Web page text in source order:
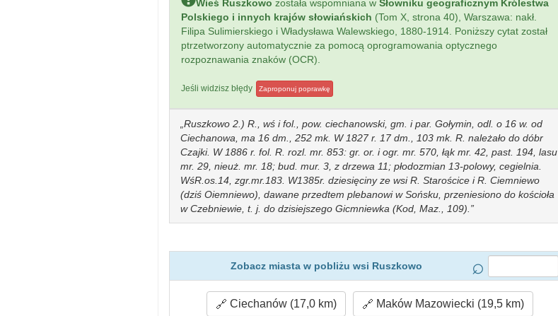
Wieś Ruszkowo została wspomniana w Słowniku geograficznym Królestwa
Polskiego i innych krajów słowiańskich (Tom X, strona 40), Warszawa: nakł.
Filipa Sulimierskiego i Władysława Walewskiego, 1880-1914. Poniższy cytat został
ptrzetworzony automatycznie za pomocą oprogramowania optycznego
rozpoznawania znaków (OCR).
Jeśli widzisz błędy Zaproponuj poprawkę
Ruszkowo 2.) R., wś i fol., pow. ciechanowski, gm. i par. Gołymin, odl. o 16 w. od
Ciechanowa, ma 16 dm., 252 mk. W 1827 r. 17 dm., 103 mk. R. należało do dóbr
Czajki. W 1886 r. fol. R. rozl. mr. 853: gr. or. i ogr. mr. 570, łąk mr. 42, past. 194, lasu
mr. 29, nieuż. mr. 18; bud. mur. 3, z drzewa 11; płodozmian 13-polowy, cegielnia.
WśR.os.14, zgr.mr.183. W1385r. dziesięciny ze wsi R. Starościce i R. Ciemniewo
(dziś Oiemniewo), dawane przedtem plebanowi w Sońsku, przeniesiono do kościoła
w Czebniewie, t. j. do dzisiejszego Gicmniewka (Kod, Maz., 109).
Zobacz miasta w pobliżu wsi Ruszkowo
Ciechanów (17,0 km) Maków Mazowiecki (19,5 km)